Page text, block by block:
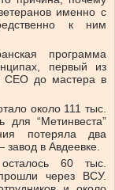
именно с
к ним
программа
первый из
СЕО до мастера в
около 111 тыс.
для “Метинвеста”
потеряла два
в Авдеевке.
60 тыс.
через ВСУ.